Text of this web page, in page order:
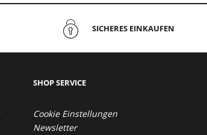
SICHERES EINKAUFEN
SHOP SERVICE
Cookie Einstellungen
Newsletter